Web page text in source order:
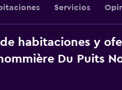
Servicios
habitaciones y
Du Puits